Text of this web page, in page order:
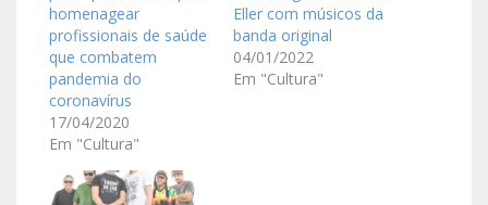
homenagear
profissionais de saúde
que combatem
pandemia do
coronavírus
17/04/2020
Em "Cultura"
Eller com músicos da
banda original
04/01/2022
Em "Cultura"